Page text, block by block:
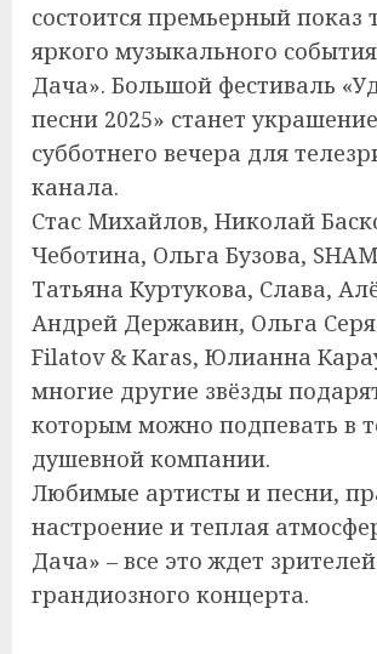
состоится премьерный показ
яркого музыкального
Дача». Большой фестиваль
песни 2025» станет
субботнего вечера для
канала.
Стас Михайлов, Николай
Чеботина, Ольга Бузова,
Татьяна Куртукова, Слава,
Андрей Державин, Ольга
Filatov & Karas, Юлианна
многие другие звёзды
которым можно подпевать в
душевной компании.
Любимые артисты и песни,
настроение и теплая
Дача» – все это ждет
грандиозного концерта.